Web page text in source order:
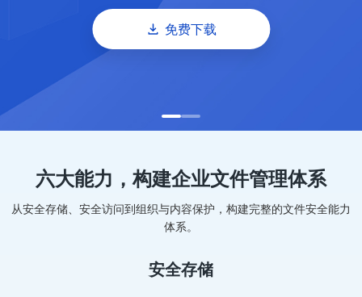
免费下载
六大能力，构建企业文件管理体系
从安全存储、安全访问到组织与内容保护，构建完整的文件安全能力
体系。
安全存储